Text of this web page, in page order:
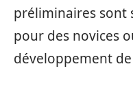
préliminaires sont
pour des novices
développement